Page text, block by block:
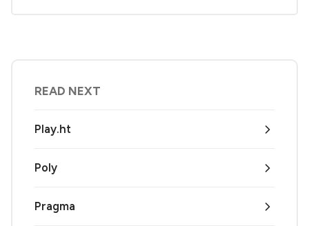
READ NEXT
Play.ht
Poly
Pragma